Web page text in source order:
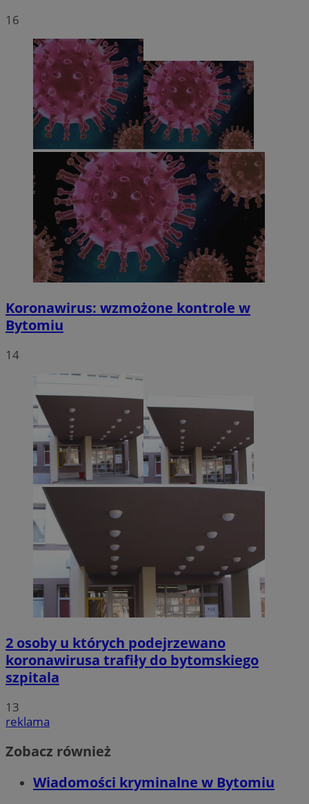
16
Koronawirus: wzmożone kontrole w
Bytomiu
14
2 osoby u których podejrzewano
koronawirusa trafiły do bytomskiego
szpitala
13
reklama
Zobacz również
Wiadomości kryminalne w Bytomiu